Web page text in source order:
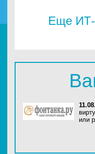
Еще ИТ-
или